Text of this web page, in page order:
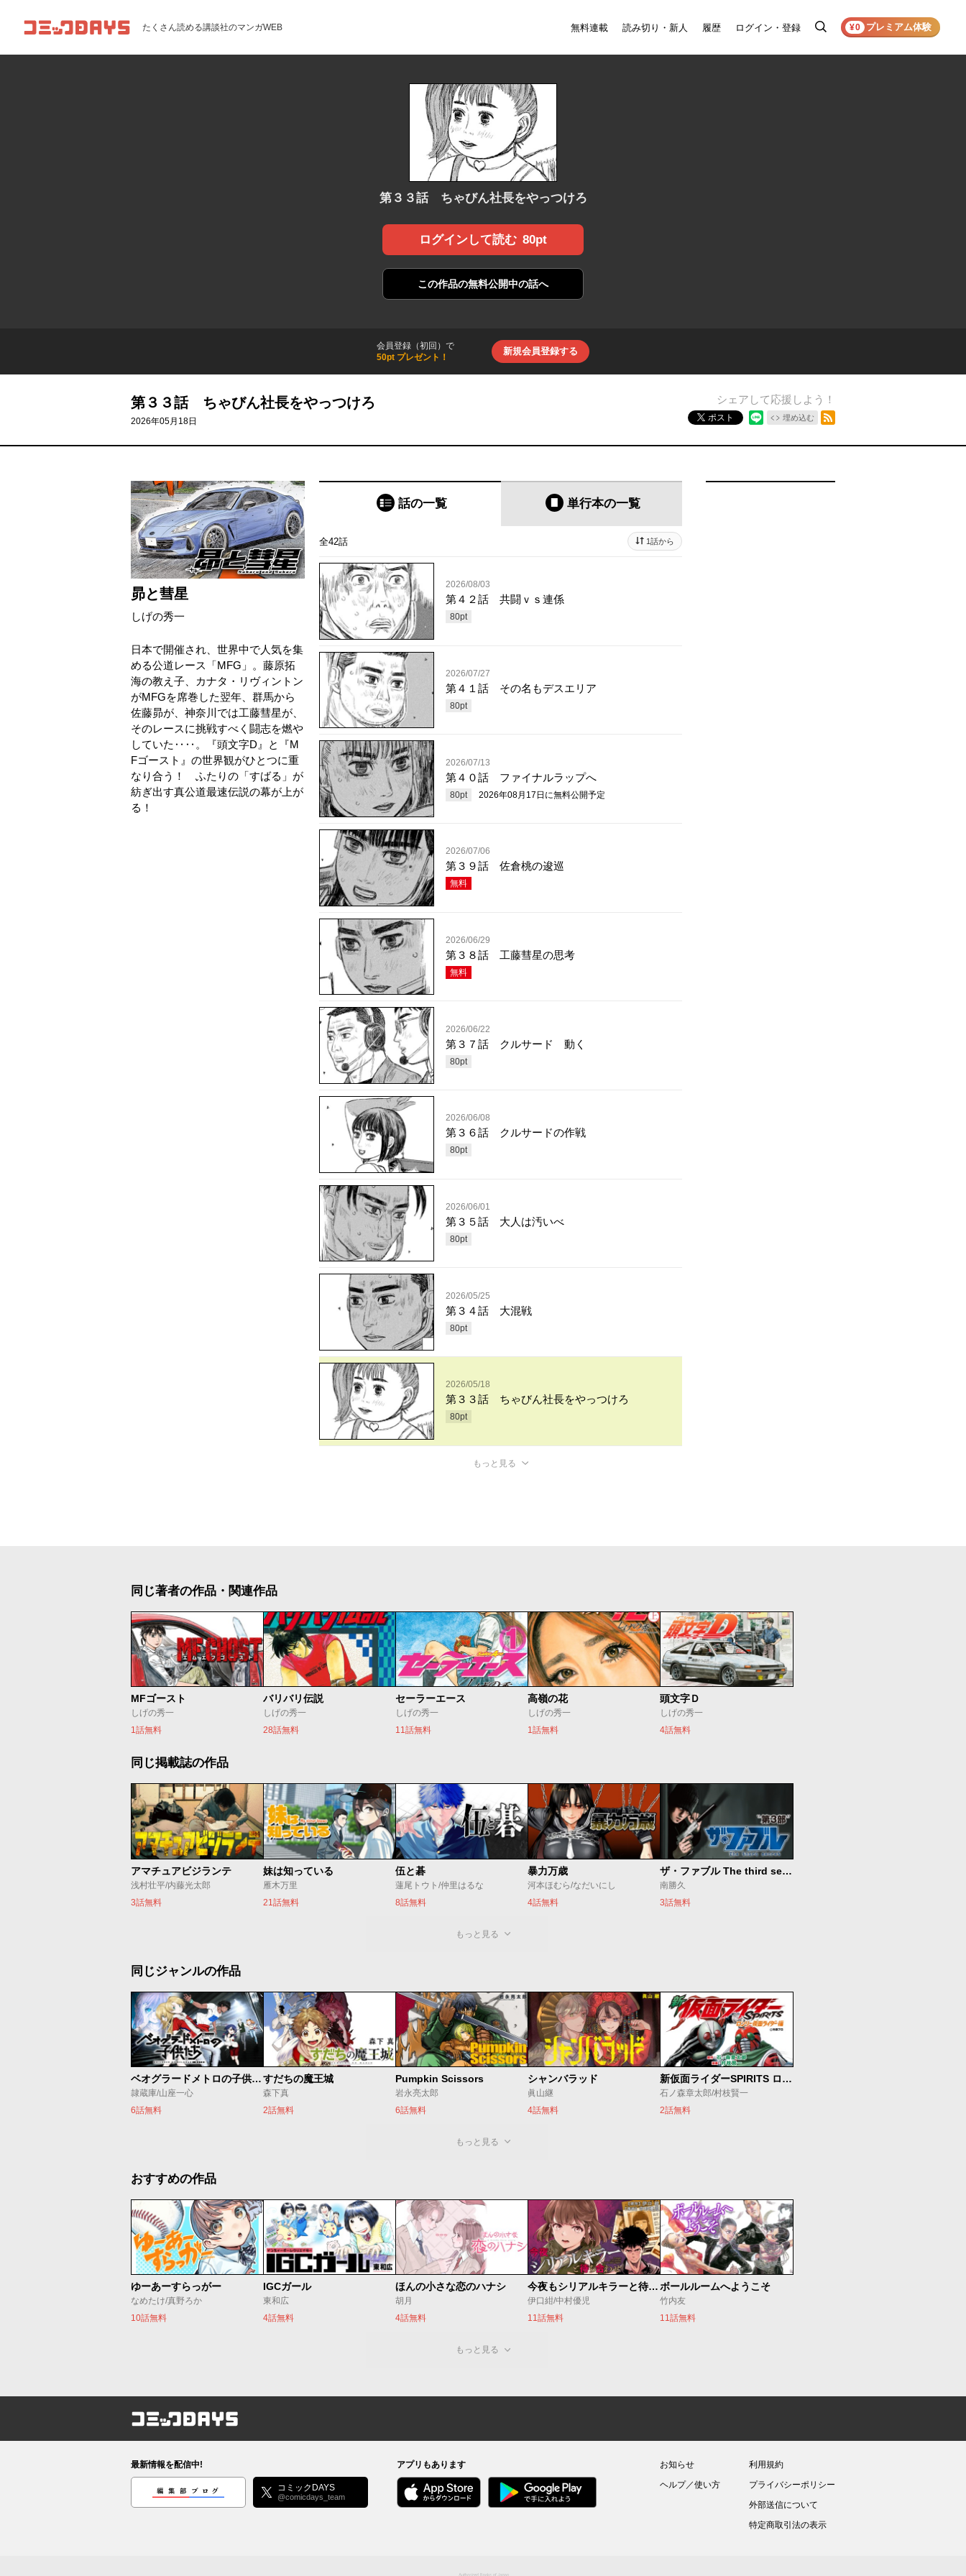
コミックDAYS たくさん読める講談社のマンガWEB 無料連載 読み切り・新人 履歴 ログイン・登録
検
¥0 プレミアム体験
第３３話 ちゃびん社長をやっつけろ
ログインして読む 80pt
この作品の無料公開中の話へ
会員登録（初回）で
50pt プレゼント！
新規会員登録する
第３３話 ちゃびん社長をやっつけろ
2026年05月18日
シェアして応援しよう！
ポスト 埋め込む
昴と彗星
しげの秀一
日本で開催され、世界中で人気を集
める公道レース「MFG」。藤原拓
海の教え子、カナタ・リヴィントン
がMFGを席巻した翌年、群馬から
佐藤昴が、神奈川では工藤彗星が、
そのレースに挑戦すべく闘志を燃や
していた‥‥。『頭文字D』と『M
Fゴースト』の世界観がひとつに重
なり合う！ ふたりの「すばる」が
紡ぎ出す真公道最速伝説の幕が上が
る！
話の一覧 単行本の一覧
全42話 1話から
2026/08/03
第４２話 共闘ｖｓ連係
80pt
2026/07/27
第４１話 その名もデスエリア
80pt
2026/07/13
第４０話 ファイナルラップへ
80pt 2026年08月17日 に無料公開予定
2026/07/06
第３９話 佐倉桃の逡巡
無料
2026/06/29
第３８話 工藤彗星の思考
無料
2026/06/22
第３７話 クルサード 動く
80pt
2026/06/08
第３６話 クルサードの作戦
80pt
2026/06/01
第３５話 大人は汚いべ
80pt
2026/05/25
第３４話 大混戦
80pt
2026/05/18
第３３話 ちゃびん社長をやっつけろ
80pt
もっと見る
同じ著者の作品・関連作品
MFゴースト
しげの秀一
1話無料
バリバリ伝説
しげの秀一
28話無料
セーラーエース
しげの秀一
11話無料
高嶺の花
しげの秀一
1話無料
頭文字Ｄ
しげの秀一
4話無料
同じ掲載誌の作品
アマチュアビジランテ
浅村壮平/内藤光太郎
3話無料
妹は知っている
雁木万里
21話無料
伍と碁
蓮尾トウト/仲里はるな
8話無料
暴力万歳
河本ほむら/なだいにし
4話無料
ザ・ファブル The third secret
南勝久
3話無料
もっと見る
同じジャンルの作品
ベオグラードメトロの子供たち
隷蔵庫/山座一心
6話無料
すだちの魔王城
森下真
2話無料
Pumpkin Scissors
岩永亮太郎
6話無料
シャンバラッド
眞山継
4話無料
新仮面ライダーSPIRITS ロンリー仮面ライダー編
石ノ森章太郎/村枝賢一
2話無料
もっと見る
おすすめの作品
ゆーあーすらっがー
なめたけ/真野ろか
10話無料
IGCガール
東和広
4話無料
ほんの小さな恋のハナシ
胡月
4話無料
今夜もシリアルキラーと待ち合わせ
伊口紺/中村優児
11話無料
ボールルームへようこそ
竹内友
11話無料
もっと見る
コミックDAYS
最新情報を配信中!
編集部ブログ コミックDAYS
@comicdays_team
アプリもあります
お知らせ
ヘルプ／使い方
利用規約
プライバシーポリシー
外部送信について
特定商取引法の表示